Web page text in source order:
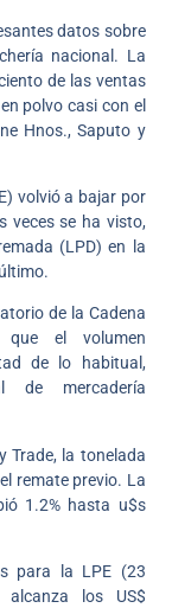
datos sobre
nacional. La
de las ventas
polvo casi con el
Hnos., Saputo y
volvió a bajar por
veces se ha visto,
(LPD) en la
de la Cadena
que el volumen
de lo habitual,
de mercadería
Trade, la tonelada
remate previo. La
1.2% hasta u$s
para la LPE (23
los US$